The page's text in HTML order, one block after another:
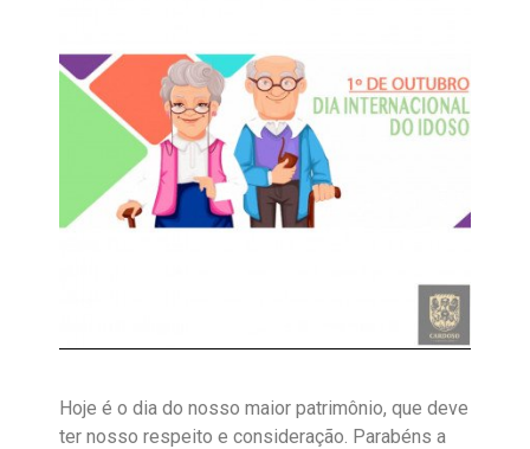
Hoje é o dia do nosso maior patrimônio, que deve
ter nosso respeito e consideração. Parabéns a